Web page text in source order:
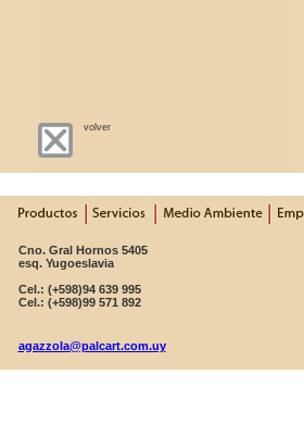
volver
Cno. Gral Hornos 5405
esq. Yugoeslavia
Cel.: (+598)94 639 995
Cel.: (+598)99 571 892
agazzola@palcart.com.uy